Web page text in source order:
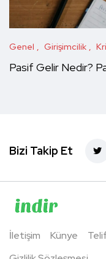
Genel Girişimcilik
Pasif Gelir Nedir?
Bizi Takip Et
İletişim Künye